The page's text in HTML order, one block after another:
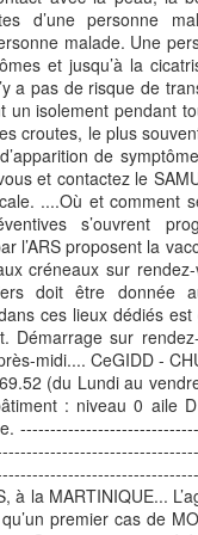
d’une personne
malade. Une
et jusqu’à la
a pas de risque de
un isolement pendant
croutes, le plus
de
et contactez le
....Où et comment
s’ouvrent
l’ARS proposent la
créneaux sur
doit être donnée
ces lieux dédiés
Démarrage sur
midi.... CeGIDD -
(du Lundi au
: niveau 0 aile
à la MARTINIQUE...
premier cas de
diplomatique et
Martinique est devenue, le
Antilles-Guyane, à
FERNAND
Martinique en 1971.
NEROR,
toujours dans le vélo, Il
de vélos.
Néror appartient à
du cyclisme
dès ses débuts
l’Union Cycliste
La journaliste
Europe , pour
professionnelles.
CHAPITRE.